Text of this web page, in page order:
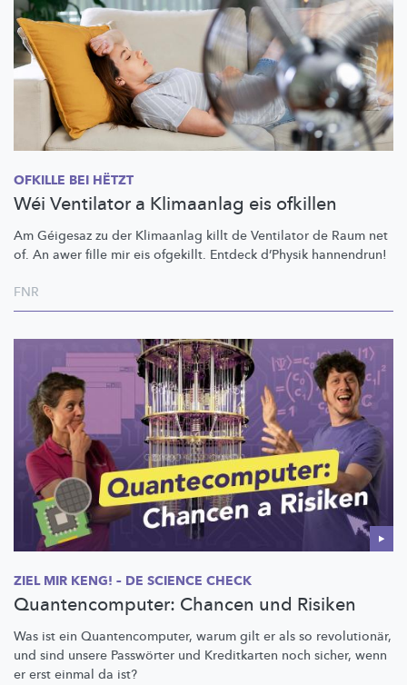
OFKILLE BEI HËTZT
Wéi Ventilator a Klimaanlag eis ofkillen
Am Géigesaz zu der Klimaanlag killt de Ventilator de Raum net
of. An awer fille mir eis ofgekillt. Entdeck d’Physik hannendrun!
FNR
ZIEL MIR KENG! – DE SCIENCE CHECK
Quantencomputer: Chancen und Risiken
Was ist ein Quantencomputer, warum gilt er als so revolutionär,
und sind unsere Passwörter und Kreditkarten noch sicher, wenn
er erst einmal da ist?